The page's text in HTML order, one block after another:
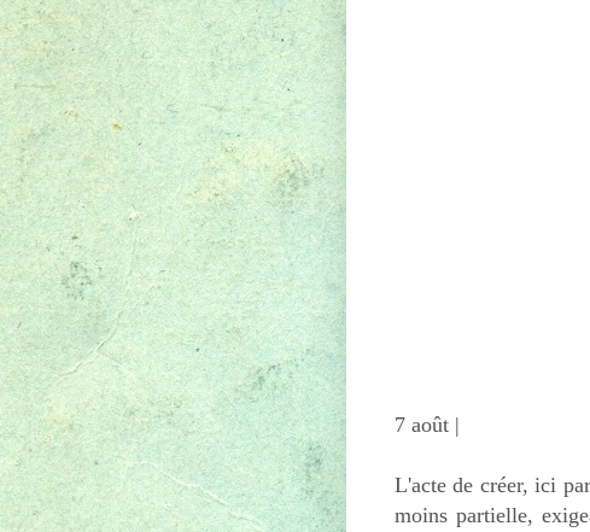
7 août |
L'acte de créer, ici
moins partielle,